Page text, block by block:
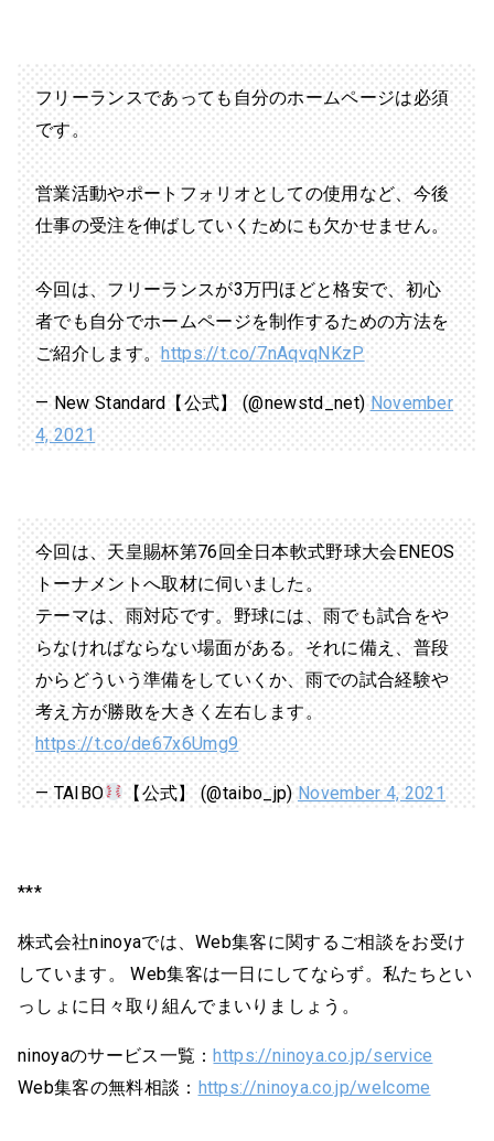
フリーランスであっても自分のホームページは必須
です。
営業活動やポートフォリオとしての使用など、今後
仕事の受注を伸ばしていくためにも欠かせません。
今回は、フリーランスが3万円ほどと格安で、初心
者でも自分でホームページを制作するための方法を
ご紹介します。https://t.co/7nAqvqNKzP
— New Standard【公式】 (@newstd_net)November
4, 2021
今回は、天皇賜杯第76回全日本軟式野球大会ENEOS
トーナメントへ取材に伺いました。
テーマは、雨対応です。野球には、雨でも試合をや
らなければならない場面がある。それに備え、普段
からどういう準備をしていくか、雨での試合経験や
考え方が勝敗を大きく左右します。
https://t.co/de67x6Umg9
— TAIBO 【公式】 (@taibo_jp)November 4, 2021
***
株式会社ninoyaでは、Web集客に関するご相談をお受け
しています。 Web集客は一日にしてならず。私たちとい
っしょに日々取り組んでまいりましょう。
ninoyaのサービス一覧：https://ninoya.co.jp/service
Web集客の無料相談： https://ninoya.co.jp/welcome